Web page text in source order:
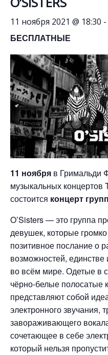
11 ноября 2021 @ 18:30 -
БЕСПЛАТНЫЕ
11 ноября в Гримальди
музыкальных концертов
состоится концерт
O’Sisters — это группа
девушек, которые
позитивное послание о
возможностей,
во всём мире. Одетые в
чёрно-белые полосатые
представляют собой
электронного звучания,
завораживающего
сочетающее в себе
который нельзя